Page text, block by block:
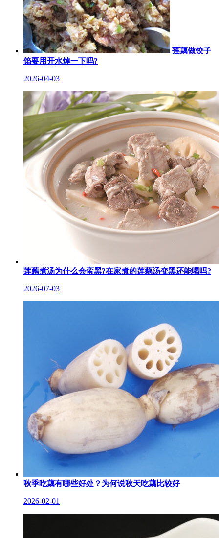
莲藕做饺子
馅要用开水焯一下吗?
2026-04-03
莲藕煮汤为什么会蛮黑?在家煮的莲藕汤变黑还能喝吗?
2026-07-03
秋季吃藕有哪些好处？为何说秋天吃藕比较好
2026-02-01